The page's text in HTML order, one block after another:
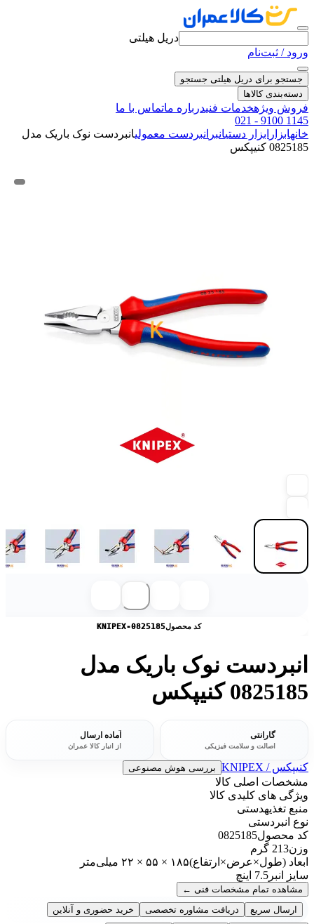
دریل هیلتی
ورود / ثبت‌نام
جستجو برای دریل هیلتی جستجو
دسته‌بندی کالاها
فروش ویژهخدمات فنیدرباره ماتماس با ما
021 - 9100 1145
خانهابزار ابزار دستیانبر انبردست معمولیانبردست نوک باریک مدل
0825185 کنیپکس
کد محصولKNIPEX-0825185
انبردست نوک باریک مدل
0825185 کنیپکس
گارانتی
اصالت و سلامت فیزیکی
آماده ارسال
از انبار کالا عمران
کنیپکس / KNIPEX بررسی هوش مصنوعی
مشخصات اصلی کالا
ویژگی های کلیدی کالا
منبع تغذیهدستی
نوع انبر دستی
کد محصول0825185
وزن213 گرم
ابعاد (طول×عرض×ارتفاع)۱۸۵ × ۵۵ × ۲۲ میلی‌متر
سایز انبر 7.5 اینچ
مشاهده تمام مشخصات فنی ←
ارسال سریع
دریافت مشاوره تخصصی
خرید حضوری و آنلاین